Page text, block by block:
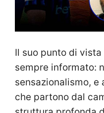
Il suo punto di
sempre informato:
sensazionalismo, e
che partono dal